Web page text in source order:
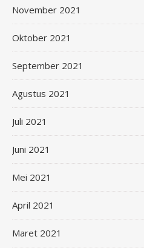
November 2021
Oktober 2021
September 2021
Agustus 2021
Juli 2021
Juni 2021
Mei 2021
April 2021
Maret 2021